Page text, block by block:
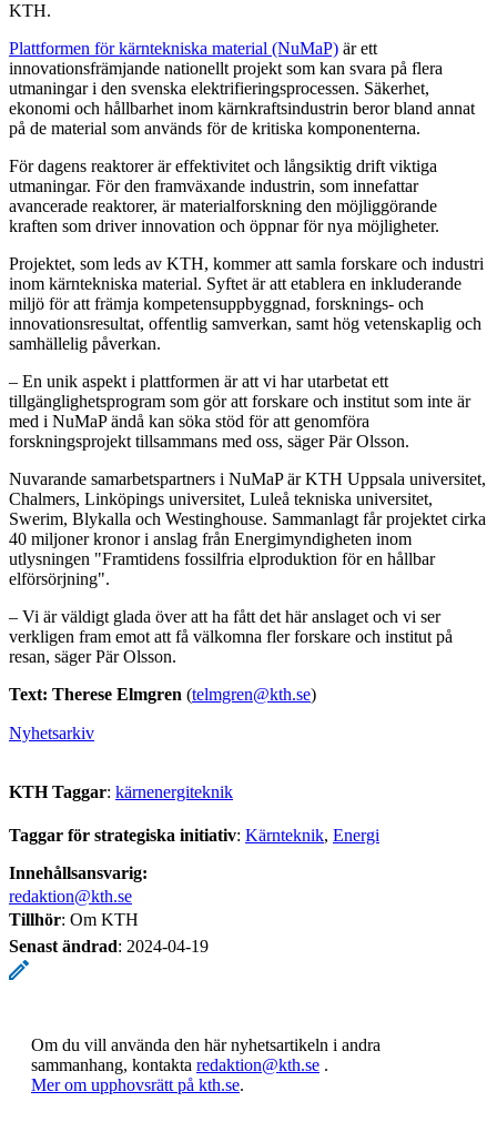
KTH.
Plattformen för kärntekniska material (NuMaP) är ett
innovationsfrämjande nationellt projekt som kan svara på flera
utmaningar i den svenska elektrifieringsprocessen. Säkerhet,
ekonomi och hållbarhet inom kärnkraftsindustrin beror bland annat
på de material som används för de kritiska komponenterna.
För dagens reaktorer är effektivitet och långsiktig drift viktiga
utmaningar. För den framväxande industrin, som innefattar
avancerade reaktorer, är materialforskning den möjliggörande
kraften som driver innovation och öppnar för nya möjligheter.
Projektet, som leds av KTH, kommer att samla forskare och industri
inom kärntekniska material. Syftet är att etablera en inkluderande
miljö för att främja kompetensuppbyggnad, forsknings- och
innovationsresultat, offentlig samverkan, samt hög vetenskaplig och
samhällelig påverkan.
– En unik aspekt i plattformen är att vi har utarbetat ett
tillgänglighetsprogram som gör att forskare och institut som inte är
med i NuMaP ändå kan söka stöd för att genomföra
forskningsprojekt tillsammans med oss, säger Pär Olsson.
Nuvarande samarbetspartners i NuMaP är KTH Uppsala universitet,
Chalmers, Linköpings universitet, Luleå tekniska universitet,
Swerim, Blykalla och Westinghouse. Sammanlagt får projektet cirka
40 miljoner kronor i anslag från Energimyndigheten inom
utlysningen "Framtidens fossilfria elproduktion för en hållbar
elförsörjning".
– Vi är väldigt glada över att ha fått det här anslaget och vi ser
verkligen fram emot att få välkomna fler forskare och institut på
resan, säger Pär Olsson.
Text: Therese Elmgren (telmgren@kth.se)
Nyhetsarkiv
KTH Taggar: kärnenergiteknik
Taggar för strategiska initiativ: Kärnteknik Energi
Innehållsansvarig:
redaktion@kth.se
Tillhör: Om KTH
Senast ändrad: 2024-04-19
Om du vill använda den här nyhetsartikeln i andra
sammanhang, kontakta redaktion@kth.se .
​​​​​​​Mer om upphovsrätt på kth.se​​​​​​​​​​​​​​.